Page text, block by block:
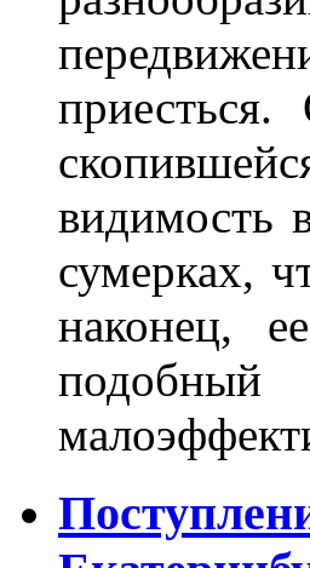
видимость
сумерках,
наконец,